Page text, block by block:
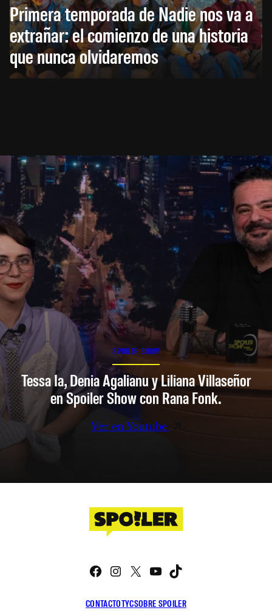
Primera temporada de Nadie nos va a
extrañar: el comienzo de una historia
que nunca olvidaremos
SPOILER SHOW
Tessa Ia, Denia Agalianu y Liliana Villaseñor
en Spoiler Show con Rana Fonk.
Ver en Youtube
CONTACTOTYCSOBRE SPOILER
Facebook
Instagram
X YouTube